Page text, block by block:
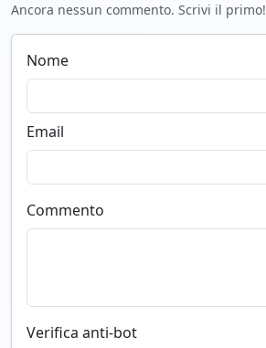
Ancora nessun commento. Scrivi il primo!
Nome
Email
Commento
Verifica anti-bot